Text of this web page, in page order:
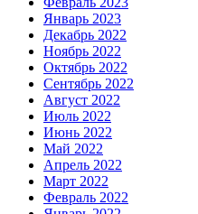
Январь 2023
Декабрь 2022
Ноябрь 2022
Октябрь 2022
Сентябрь 2022
Август 2022
Июль 2022
Июнь 2022
Май 2022
Апрель 2022
Март 2022
Февраль 2022